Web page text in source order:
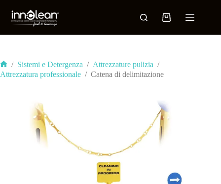
/ Sistemi e Detergenza / Attrezzature pulizia /
Attrezzatura professionale / Catena di delimitazione